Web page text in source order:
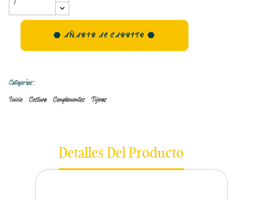
AÑADIR AL CARRITO
Categorías:
Inicio Costura Complememtos Tijeras
Detalles Del Producto